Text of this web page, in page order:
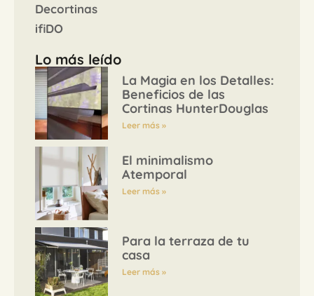
Decortinas
ifiDO
Lo más leído
La Magia en los Detalles:
Beneficios de las
Cortinas HunterDouglas
Leer más »
El minimalismo
Atemporal
Leer más »
Para la terraza de tu
casa
Leer más »